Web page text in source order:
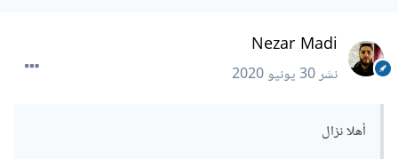
Nezar Madi
نشر30 يونيو 2020
أهلا نزال